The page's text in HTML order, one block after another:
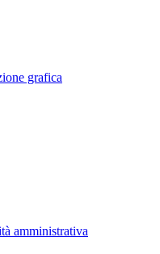
grafica
amministrativa